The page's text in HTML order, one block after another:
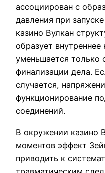
ассоциирован с
давления при
казино Вулкан
образует внутреннее
уменьшается только
финализации дела.
случается,
функционирование
соединений.
В окружении казино
моментов эффект
приводить к
травматическим